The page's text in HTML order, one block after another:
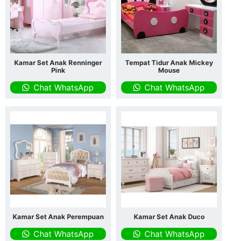
Kamar Set Anak Renninger
Pink
Chat WhatsApp
Tempat Tidur Anak Mickey
Mouse
Chat WhatsApp
Kamar Set Anak Perempuan
Chat WhatsApp
Kamar Set Anak Duco
Chat WhatsApp